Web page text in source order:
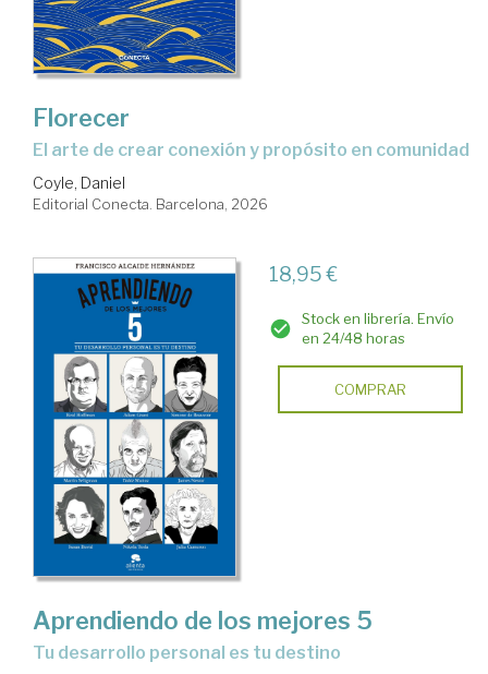
Florecer
El arte de crear conexión y propósito en comunidad
Coyle, Daniel
Editorial Conecta. Barcelona, 2026
18,95 €
Stock en librería. Envío
en 24/48 horas
COMPRAR
Aprendiendo de los mejores 5
Tu desarrollo personal es tu destino